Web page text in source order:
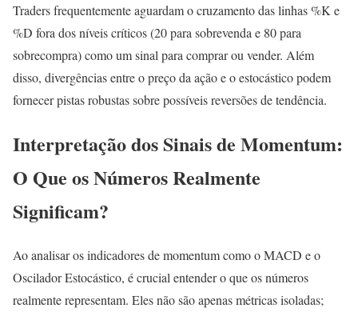
Traders frequentemente aguardam o cruzamento das linhas %K e
%D fora dos níveis críticos (20 para sobrevenda e 80 para
sobrecompra) como um sinal para comprar ou vender. Além
disso, divergências entre o preço da ação e o estocástico podem
fornecer pistas robustas sobre possíveis reversões de tendência.
Interpretação dos Sinais de Momentum:
O Que os Números Realmente
Significam?
Ao analisar os indicadores de momentum como o MACD e o
Oscilador Estocástico, é crucial entender o que os números
realmente representam. Eles não são apenas métricas isoladas;